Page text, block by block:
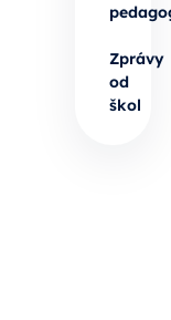
Zprávy
od
škol